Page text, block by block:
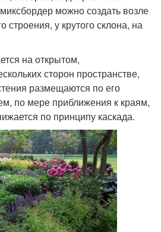
можно создать возле
строения, у крутого склона, на
на открытом,
сторон пространстве,
размещаются по его
по мере приближения к краям,
по принципу каскада.